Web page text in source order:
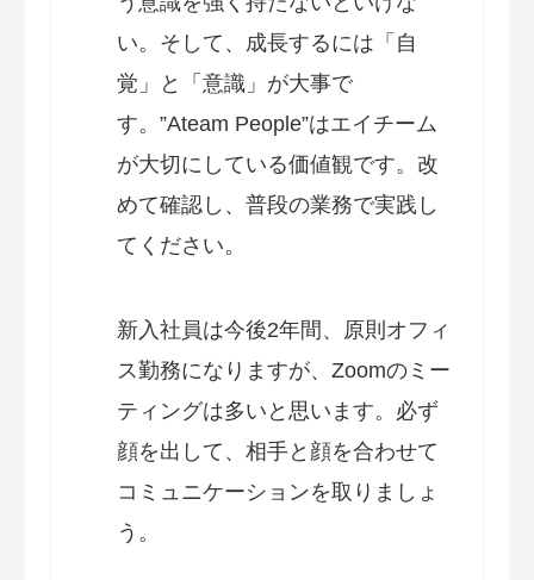
い。そして、成長するには「自
覚」と「意識」が大事で
す。”Ateam People”はエイチーム
が大切にしている価値観です。改
めて確認し、普段の業務で実践し
てください。
新入社員は今後2年間、原則オフィ
ス勤務になりますが、Zoomのミー
ティングは多いと思います。必ず
顔を出して、相手と顔を合わせて
コミュニケーションを取りましょ
う。